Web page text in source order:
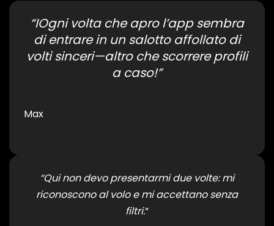
“IOgni volta che apro l’app sembra
di entrare in un salotto affollato di
volti sinceri—altro che scorrere profili
a caso!”
Max
“Qui non devo presentarmi due volte: mi
riconoscono al volo e mi accettano senza
filtri.“